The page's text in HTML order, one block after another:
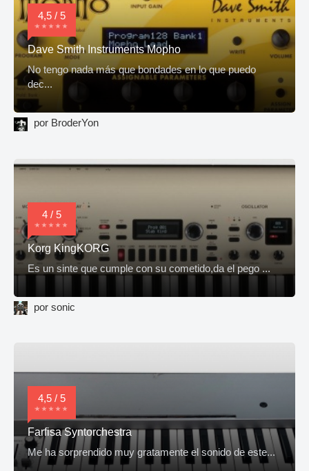
4,5 / 5
Dave Smith Instruments Mopho
No tengo nada más que bondades en lo que puedo
dec...
por BroderYon
4 / 5
Korg KingKORG
Es un sinte que cumple con su cometido,da el pego ...
por sonic
4,5 / 5
Farfisa Syntorchestra
Me ha sorprendido muy gratamente el sonido de este...